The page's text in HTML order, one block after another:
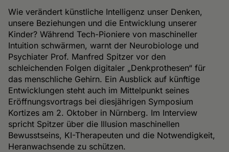
Wie verändert künstliche Intelligenz unser Denken,
unsere Beziehungen und die Entwicklung unserer
Kinder? Während Tech-Pioniere von maschineller
Intuition schwärmen, warnt der Neurobiologe und
Psychiater Prof. Manfred Spitzer vor den
schleichenden Folgen digitaler „Denkprothesen“ für
das menschliche Gehirn. Ein Ausblick auf künftige
Entwicklungen steht auch im Mittelpunkt seines
Eröffnungsvortrags bei diesjährigen Symposium
Kortizes am 2. Oktober in Nürnberg. Im Interview
spricht Spitzer über die Illusion maschinellen
Bewusstseins, KI-Therapeuten und die Notwendigkeit,
Heranwachsende zu schützen.